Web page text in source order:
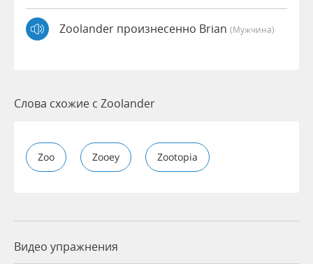
Zoolander произнесенно Brian (мужчина)
Слова схожие с Zoolander
Zoo Zooey Zootopia
Видео упражнения